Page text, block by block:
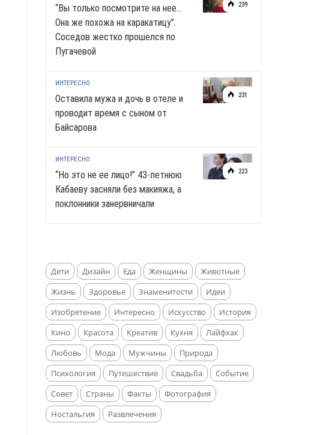
239
“Вы только посмотрите на нее…
Она же похожа на каракатицу”.
Соседов жестко прошелся по
Пугачевой
231
ИНТЕРЕСНО
Оставила мужа и дочь в отеле и
проводит время с сыном от
Байсарова
223
ИНТЕРЕСНО
“Но это не ее лицо!” 43-летнюю
Кабаеву засняли без макияжа, а
поклонники занервничали
Дети Дизайн Еда Женщины
Животные
Жизнь
Здоровье Знаменитости
Идеи
Изобретение
Интересно Искусство
История
Кино
Красота Креатив Кухня
Лайфхак
Любовь
Мода Мужчины
Природа
Психология
Путешествие Свадьба
Событие
Совет
Страны Факты
Фотография
Ностальгия
Развлечения